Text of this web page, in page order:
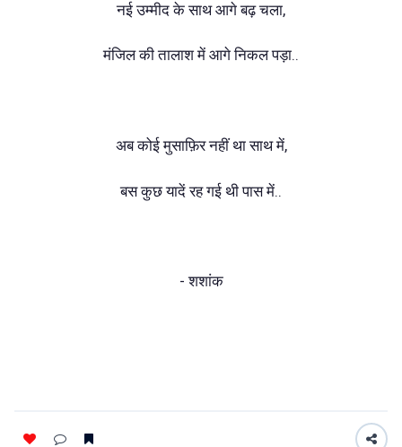
नई उम्मीद के साथ आगे बढ़ चला,
मंजिल की तालाश में आगे निकल पड़ा..
अब कोई मुसाफ़िर नहीं था साथ में,
बस कुछ यादें रह गई थी पास में..
- शशांक